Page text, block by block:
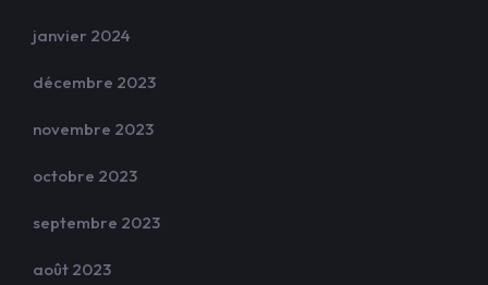
janvier 2024
décembre 2023
novembre 2023
octobre 2023
septembre 2023
août 2023